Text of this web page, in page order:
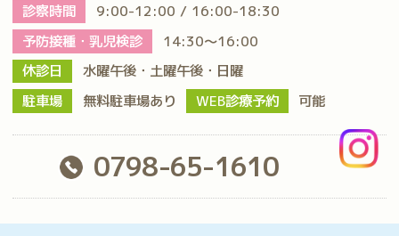
診察時間
9:00-12:00 / 16:00-18:30
予防接種・乳児検診
14:30～16:00
休診日
水曜午後・土曜午後・日曜
駐車場
無料駐車場あり WEB診療予約 可能
0798-65-1610